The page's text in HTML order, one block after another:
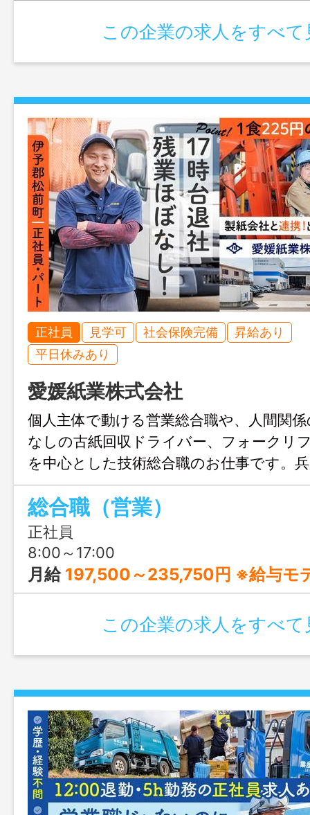
この企業の求人をすべて
正社員 見学可 社会保険完備
昇給あり
平日休みあり
愛媛紙業株式会社
個人主体で動ける営業総合職や、人間関
なしの古紙回収ドライバー、フォークリ
を中心とした技術総合職のお仕事です。
の拠点のひとつで、出荷先が安定◎古紙
ルへ繋げる、地球に優しい企業で地域に
総合職（営業）
正社員
8:00～17:00
月給 197,500～235,750円 ※給与モ
この企業の求人をすべて